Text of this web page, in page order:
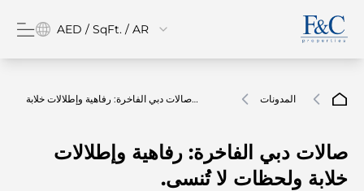
AED / SqFt. / AR
المدونات
صالات دبي الفاخرة: رفاهية وإطلالات خلابة
صالات دبي الفاخرة: رفاهية وإطلالات
خلابة ولحظات لا تُنسى.